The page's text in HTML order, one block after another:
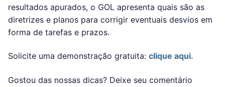
resultados apurados, o GOL apresenta quais são as
diretrizes e planos para corrigir eventuais desvios em
forma de tarefas e prazos.
Solicite uma demonstração gratuita: clique aqui.
Gostou das nossas dicas? Deixe seu comentário